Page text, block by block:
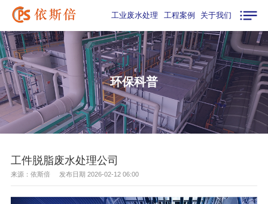
工业废水处理 工程案例 关于我们
环保科普
工件脱脂废水处理公司
来源：依斯倍 发布日期 2026-02-12 06:00